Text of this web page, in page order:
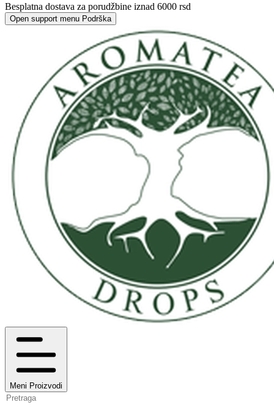
Besplatna dostava za porudžbine iznad 6000 rsd
Open support menu Podrška
Meni Proizvodi